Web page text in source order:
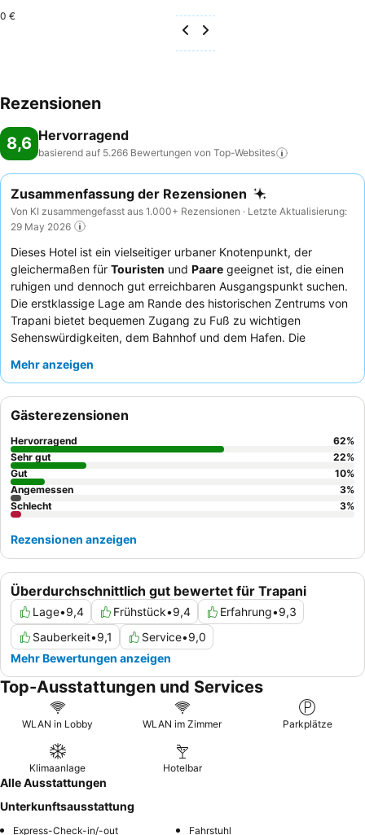
0 €
Rezensionen
8,6 Hervorragend
basierend auf 5.266 Bewertungen von Top-Websites
Zusammenfassung der Rezensionen
Von KI zusammengefasst aus 1.000+ Rezensionen · Letzte Aktualisierung:
29 May 2026
Dieses Hotel ist ein vielseitiger urbaner Knotenpunkt, der
gleichermaßen für Touristen und Paare geeignet ist, die einen
ruhigen und dennoch gut erreichbaren Ausgangspunkt suchen.
Die erstklassige Lage am Rande des historischen Zentrums von
Trapani bietet bequemen Zugang zu Fuß zu wichtigen
Sehenswürdigkeiten, dem Bahnhof und dem Hafen. Die
durchdachte Annehmlichkeit für diejenigen, die den nahe
aufmerksame und freundliche Personal, und das
außergewöhnliche Frühstück mit einer großen Auswahl an
sizilianischen Köstlichkeiten
ruhigeren Aufenthalt empfiehlt es sich, ein Zimmer zu wählen,
das nicht zu den Innenhöfen zeigt.
Mehr anzeigen
Überdurchschnittlich gut bewertet für Trapani
Lage•9,4 Frühstück•9,4 Erfahrung•9,3
Sauberkeit•9,1 Service•9,0
Mehr Bewertungen anzeigen
Gästerezensionen
Hervorragend 62%
Sehr gut
22%
Gut
10%
Angemessen
3%
Schlecht
3%
Rezensionen anzeigen
Top-Ausstattungen und Services
WLAN in Lobby WLAN im Zimmer Parkplätze
Klimaanlage Hotelbar
Alle Ausstattungen
Unterkunftsausstattung
Express-Check-in/-out Fahrstuhl